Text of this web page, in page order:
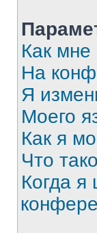
Как мне
На
Я
Моего
Как я
Что
Когда